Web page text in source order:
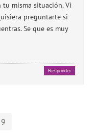
tu misma situación. Vi
preguntarte si
Se que es muy
Responder
9